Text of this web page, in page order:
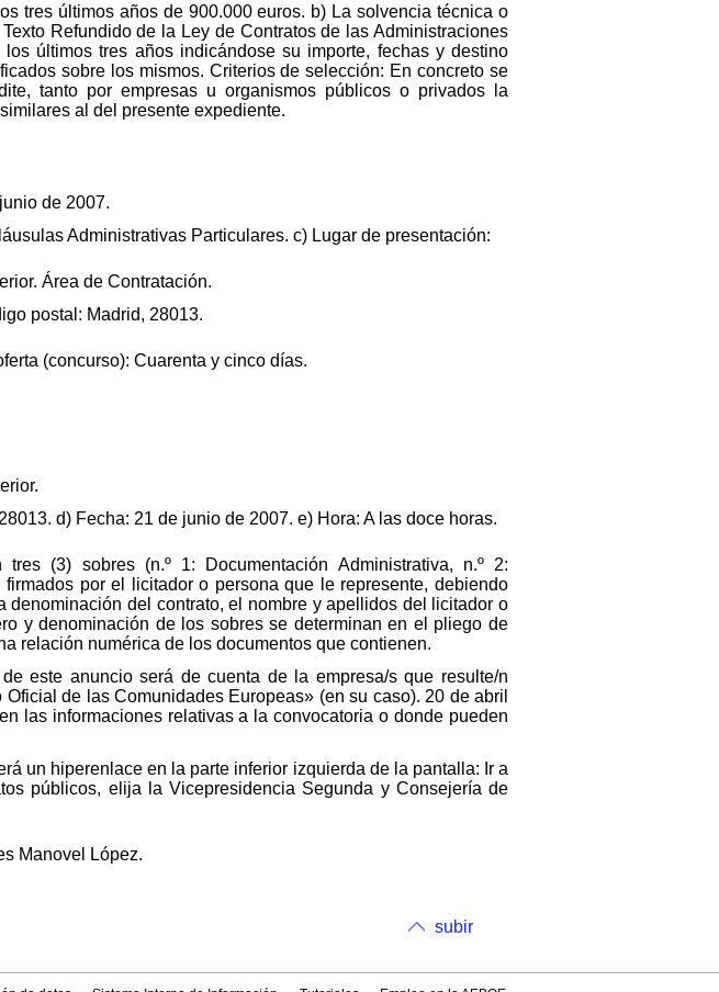
tres últimos años de 900.000 euros. b) La solvencia técnica o
Refundido de la Ley de Contratos de las Administraciones
últimos tres años indicándose su importe, fechas y destino
sobre los mismos. Criterios de selección: En concreto se
tanto por empresas u organismos públicos o privados la
al del presente expediente.
de 2007.
Administrativas Particulares. c) Lugar de presentación:
Área de Contratación.
postal: Madrid, 28013.
(concurso): Cuarenta y cinco días.
d) Fecha: 21 de junio de 2007. e) Hora: A las doce horas.
(3) sobres (n.º 1: Documentación Administrativa, n.º 2:
por el licitador o persona que le represente, debiendo
del contrato, el nombre y apellidos del licitador o
y denominación de los sobres se determinan en el pliego de
relación numérica de los documentos que contienen.
este anuncio será de cuenta de la empresa/s que resulte/n
de las Comunidades Europeas» (en su caso). 20 de abril
las informaciones relativas a la convocatoria o donde pueden
un hiperenlace en la parte inferior izquierda de la pantalla: Ir a
públicos, elija la Vicepresidencia Segunda y Consejería de
Manovel López.
subir